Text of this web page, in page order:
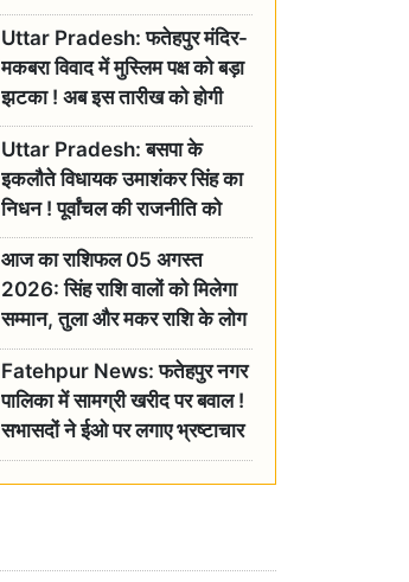
राशियों का दैनिक भाग्यफल
Uttar Pradesh: फतेहपुर मंदिर-
मकबरा विवाद में मुस्लिम पक्ष को बड़ा
झटका ! अब इस तारीख को होगी
सुनवाई
Uttar Pradesh: बसपा के
इकलौते विधायक उमाशंकर सिंह का
निधन ! पूर्वांचल की राजनीति को
बड़ा झटका, योगी ने जताया दुःख
आज का राशिफल 05 अगस्त
2026: सिंह राशि वालों को मिलेगा
सम्मान, तुला और मकर राशि के लोग
रहें सतर्क
Fatehpur News: फतेहपुर नगर
पालिका में सामग्री खरीद पर बवाल !
सभासदों ने ईओ पर लगाए भ्रष्टाचार
के गंभीर आरोप